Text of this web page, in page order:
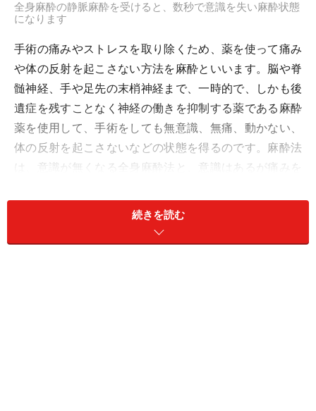
全身麻酔の静脈麻酔を受けると、数秒で意識を失い麻酔状態
になります
手術の痛みやストレスを取り除くため、薬を使って痛み
や体の反射を起こさない方法を麻酔といいます。脳や脊
髄神経、手や足先の末梢神経まで、一時的で、しかも後
遺症を残すことなく神経の働きを抑制する薬である麻酔
薬を使用して、手術をしても無意識、無痛、動かない、
体の反射を起こさないなどの状態を得るのです。麻酔法
は、意識が無くなる全身麻酔法と、意識はあるが痛みを
酔と局所麻酔、それぞれを使用するメリットと使用する
上で注意すべき副作用や合併症のリスクについて解説し
ます。
続きを読む